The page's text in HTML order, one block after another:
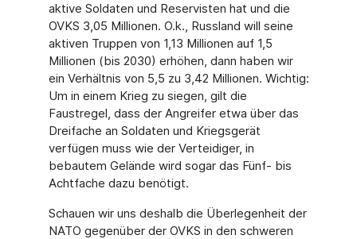
aktive Soldaten und Reservisten hat und die
OVKS 3,05 Millio­nen. O.k., Russland will seine
aktiven Truppen von 1,13 Millionen auf 1,5
Millionen (bis 2030) erhöhen, dann haben wir
ein Verhältnis von 5,5 zu 3,42 Millionen. Wichtig:
Um in einem Krieg zu siegen, gilt die
Faustregel, dass der Angreifer etwa über das
Dreifache an Soldaten und Kriegsgerät
verfügen muss wie der Verteidiger, in
bebautem Gelände wird sogar das Fünf- bis
Achtfache dazu benötigt.
Schauen wir uns deshalb die Überlegenheit der
NATO gegenüber der OVKS in den schweren